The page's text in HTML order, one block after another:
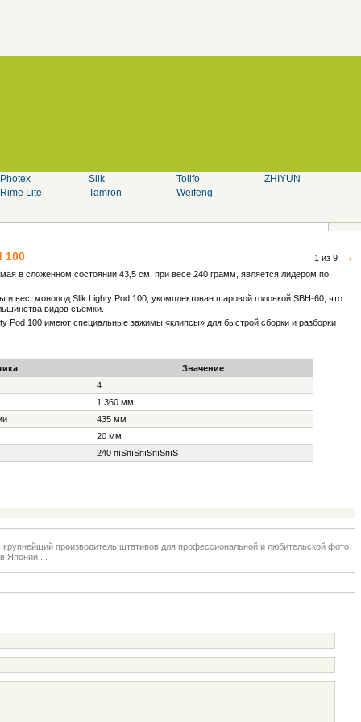
Photex
Rime Lite
Slik
Tamron
Tolifo
Weifeng
ZHIYUN
1 из 9 →
100
в сложенном состоянии 43,5 см, при весе 240 грамм, является лидером по
и вес, монопод Slik Lighty Pod 100, укомплектован шаровой головкой SBH-60, что
видов съемки.
Pod 100 имеют специальные зажимы «клипсы» для быстрой сборки и разборки
Значение
4
1.360 мм
435 мм
20 мм
240 пїЅпїЅпїЅпїЅпїЅ
крупнейший производитель штативов для профессиональной и любительской фото
Японии....